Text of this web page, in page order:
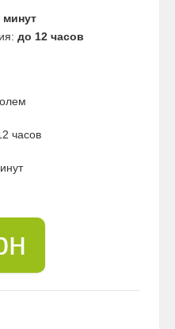
минут
до 12 часов
часов